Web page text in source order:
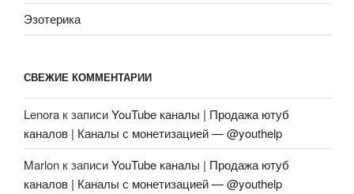
Эзотерика
СВЕЖИЕ КОММЕНТАРИИ
Lenora к записиYouTube каналы | Продажа ютуб
каналов | Каналы с монетизацией — @youthelp
Marlon к записиYouTube каналы | Продажа ютуб
каналов | Каналы с монетизацией — @youthelp